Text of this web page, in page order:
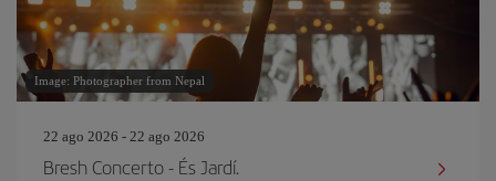
Image: Photographer from Nepal
22 ago 2026 - 22 ago 2026
Bresh Concerto - És Jardí.